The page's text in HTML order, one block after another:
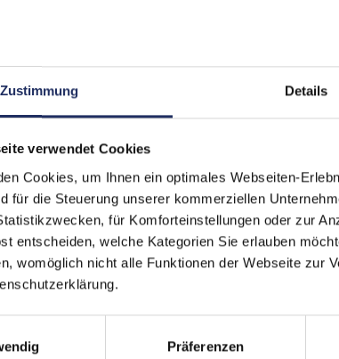
Zustimmung Details
verwendet Cookies
Cookies, um Ihnen ein optimales Webseiten-
für die Steuerung unserer kommerziellen
für Komforteinstellungen oder zur
entscheiden, welche Kategorien Sie erlauben
womöglich nicht alle Funktionen der Webseite zur
Präferenzen